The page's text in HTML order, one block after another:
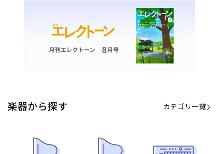
楽器から探す カテゴリ一覧